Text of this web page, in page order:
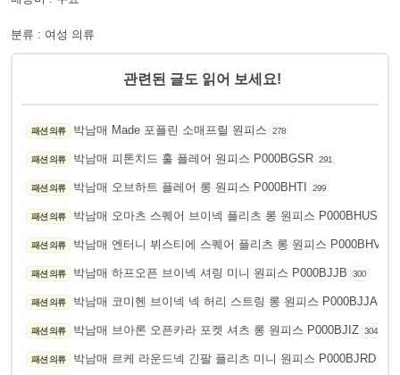
분류 : 여성 의류
관련된 글도 읽어 보세요!
패션 의류 박남매 Made 포플린 소매프릴 원피스 278
패션 의류 박남매 피톤치드 훌 플레어 원피스 P000BGSR 291
패션 의류 박남매 오브하트 플레어 롱 원피스 P000BHTI 299
패션 의류 박남매 오마츠 스퀘어 브이넥 플리츠 롱 원피스 P000BHUS
패션 의류 박남매 엔터니 뷔스티에 스퀘어 플리츠 롱 원피스 P000BHVG
패션 의류 박남매 하프오픈 브이넥 셔링 미니 원피스 P000BJJB 300
패션 의류 박남매 코미헨 브이넥 넥 허리 스트링 롱 원피스 P000BJJA
패션 의류 박남매 브아론 오픈카라 포켓 셔츠 롱 원피스 P000BJIZ 304
패션 의류 박남매 르케 라운드넥 긴팔 플리츠 미니 원피스 P000BJRD